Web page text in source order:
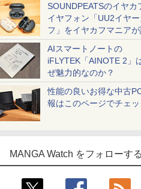
SOUNDPEATSのイヤカ
イヤフォン「UU2イヤー
フ」をイヤカフマニアが
AIスマートノートの
iFLYTEK「AINOTE 2」
ぜ魅力的なのか？
性能の良いお得な中古
報はこのページでチェッ
MANGA Watch をフォローする